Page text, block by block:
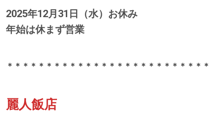
2025年12月31日（水）お休み
年始は休まず営業
＊＊＊＊＊＊＊＊＊＊＊＊＊＊＊＊＊＊＊＊＊＊＊＊＊＊
麗人飯店